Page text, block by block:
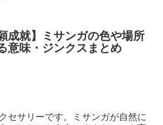
成就】ミサンガの色や場所
意味・ジンクスまとめ
セサリーです。ミサンガが自然に